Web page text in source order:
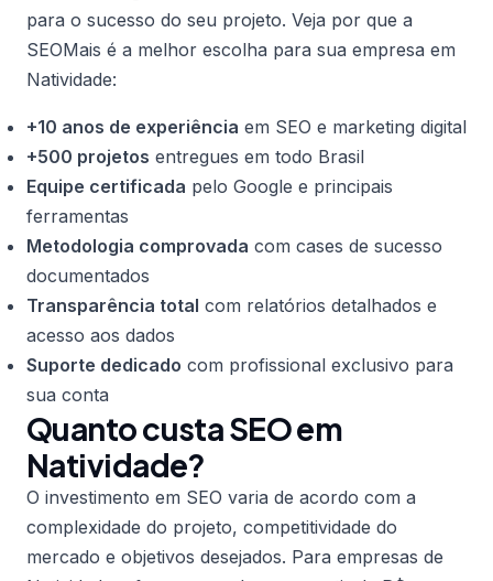
para o sucesso do seu projeto. Veja por que a
SEOMais é a melhor escolha para sua empresa em
Natividade:
+10 anos de experiência em SEO e marketing digital
+500 projetos entregues em todo Brasil
Equipe certificada pelo Google e principais
ferramentas
Metodologia comprovada com cases de sucesso
documentados
Transparência total com relatórios detalhados e
acesso aos dados
Suporte dedicado com profissional exclusivo para
sua conta
Quanto custa SEO em
Natividade?
O investimento em SEO varia de acordo com a
complexidade do projeto, competitividade do
mercado e objetivos desejados. Para empresas de